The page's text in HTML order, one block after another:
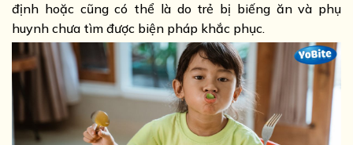
định hoặc cũng có thể là do trẻ bị biếng ăn và phụ
huynh chưa tìm được biện pháp khắc phục.